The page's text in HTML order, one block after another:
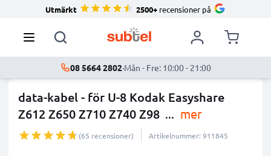
Utmärkt 2500+ recensioner på
08 5664 2802·Mån - Fre: 10:00 - 21:00
data-kabel - för U-8 Kodak Easyshare
Z612 Z650 Z710 Z740 Z98 ... mer
(65 recensioner) Artikelnummer: 911845